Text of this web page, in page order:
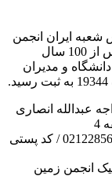
ايران انجمن
مهندسين نفت و علوم زمين اروپا (EAGE) و پس از 100 سال
و مديران
عبدالله انصاری
تلفن تماس : 02122856408 / فکس : 02122856407 / کد پستی
الکترونیک انجمن زمین